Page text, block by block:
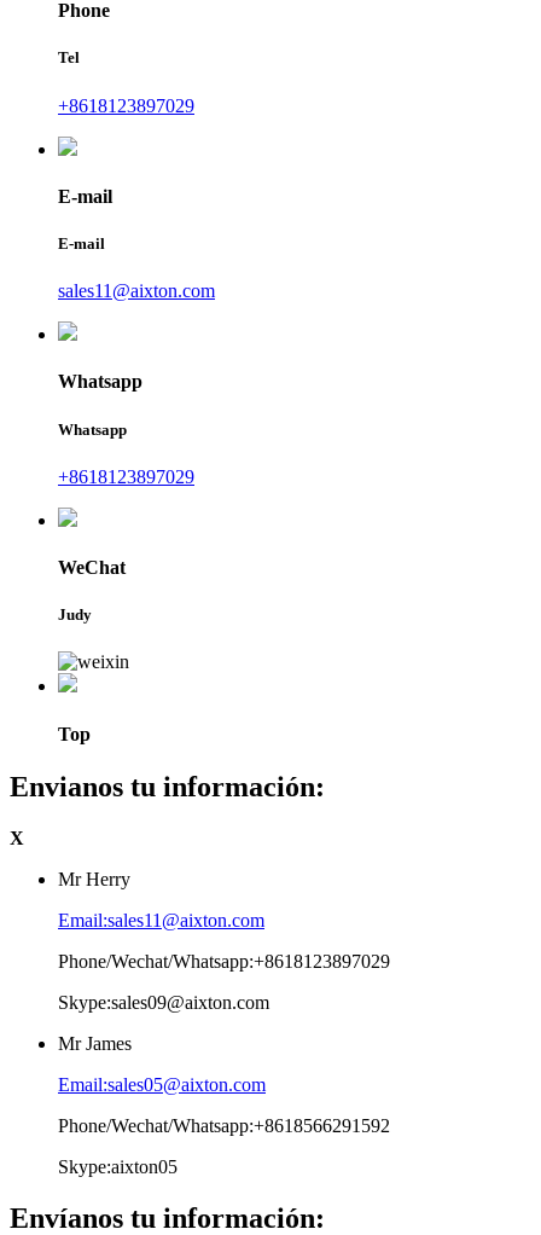
Phone
Tel
+8618123897029
E-mail
E-mail
sales11@aixton.com
Whatsapp
Whatsapp
+8618123897029
WeChat
Judy
Top
Envianos tu información:
X
Mr Herry
Email:sales11@aixton.com
Phone/Wechat/Whatsapp:+8618123897029
Skype:sales09@aixton.com
Mr James
Email:sales05@aixton.com
Phone/Wechat/Whatsapp:+8618566291592
Skype:aixton05
Envíanos tu información: